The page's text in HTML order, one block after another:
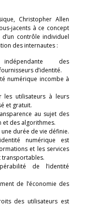
Christopher Allen
jacents à ce concept
contrôle individuel
des internautes :
des
d’identité.
numérique incombe à
les utilisateurs à leurs
et gratuit.
au sujet des
et des algorithmes.
durée de vie définie.
numérique est
et les services
transportables.
de l’identité
de l’économie des
des utilisateurs est